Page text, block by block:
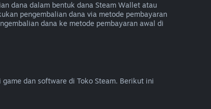
dana dalam bentuk dana Steam Wallet atau
pengembalian dana via metode pembayaran
dana ke metode pembayaran awal di
dan software di Toko Steam. Berikut ini